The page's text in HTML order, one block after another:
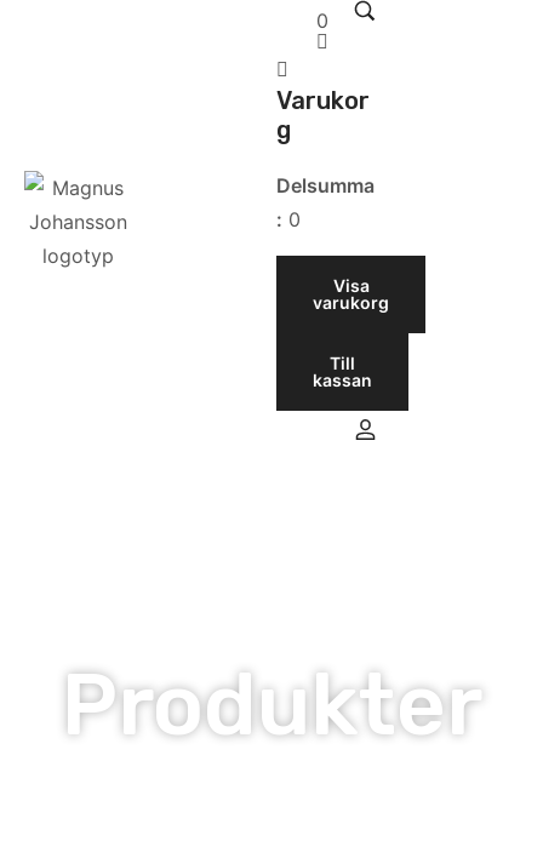
0
Varukor
g
Delsumma
: 0
Visa
varukorg
Till
kassan
Produkter